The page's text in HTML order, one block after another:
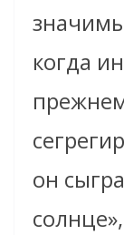
когда
он